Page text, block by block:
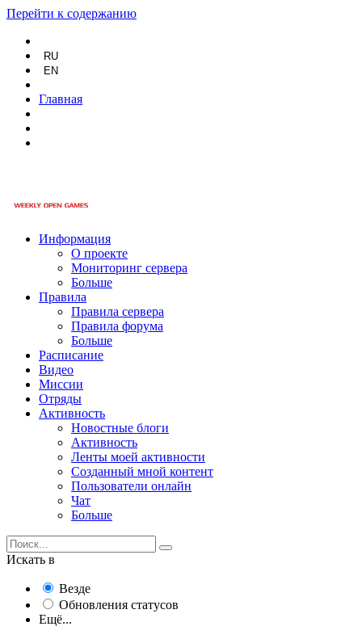
Перейти к содержанию
RU
EN
Главная
Информация
О проекте
Мониторинг сервера
Больше
Правила
Правила сервера
Правила форума
Больше
Расписание
Видео
Миссии
Отряды
Активность
Новостные блоги
Активность
Ленты моей активности
Созданный мной контент
Пользователи онлайн
Чат
Больше
Искать в
Везде
Обновления статусов
Ещё...